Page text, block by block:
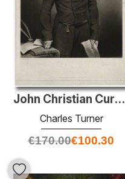
John Christian Curwen
Charles Turner
€170.00€100.30